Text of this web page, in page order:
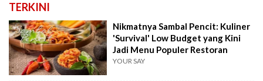
TERKINI
Nikmatnya Sambal Pencit: Kuliner
'Survival' Low Budget yang Kini
Jadi Menu Populer Restoran
YOUR SAY